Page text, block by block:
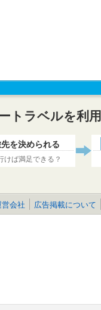
トラベルを利
を決められる
けば満足できる？
会社 広告掲載について